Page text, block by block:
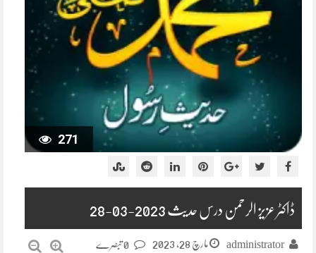
271
ڈاکٹر عزیز الرحمن درس حدیث 2023-03-28
administrator مارچ 28, 2023